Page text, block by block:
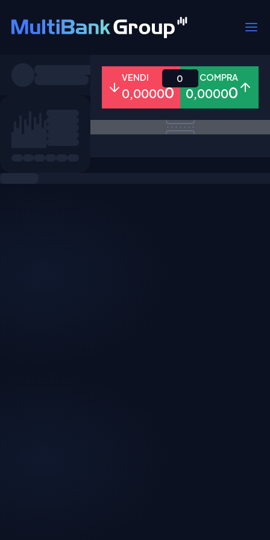
Tutti Forex Metalli Azioni
VENDI
0,00000
COMPRA
0,00000
0